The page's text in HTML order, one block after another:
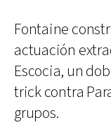
Fontaine
actuación
Escocia, un
trick contra
grupos.